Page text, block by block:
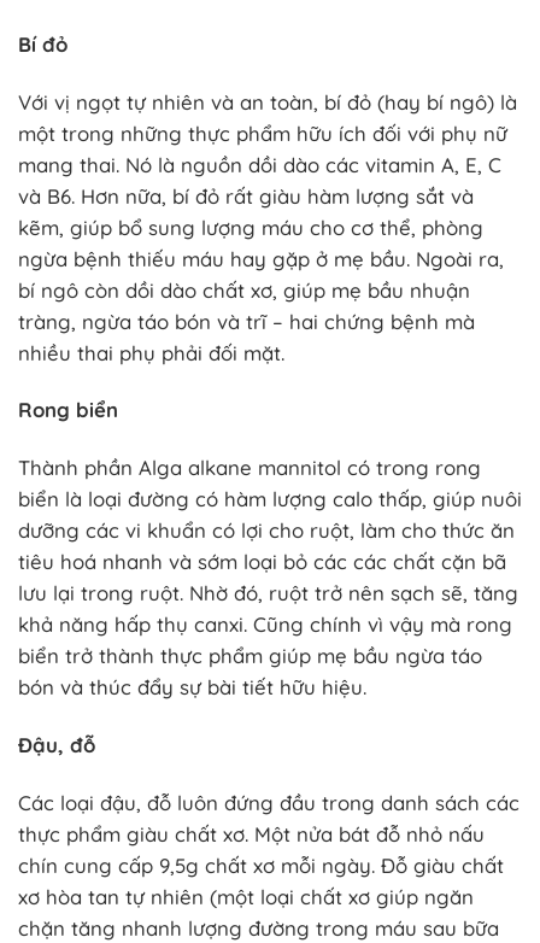
Bí đỏ
Với vị ngọt tự nhiên và an toàn, bí đỏ (hay bí ngô) là
một trong những thực phẩm hữu ích đối với phụ nữ
mang thai. Nó là nguồn dồi dào các vitamin A, E, C
và B6. Hơn nữa, bí đỏ rất giàu hàm lượng sắt và
kẽm, giúp bổ sung lượng máu cho cơ thể, phòng
ngừa bệnh thiếu máu hay gặp ở mẹ bầu. Ngoài ra,
bí ngô còn dồi dào chất xơ, giúp mẹ bầu nhuận
tràng, ngừa táo bón và trĩ – hai chứng bệnh mà
nhiều thai phụ phải đối mặt.
Rong biển
Thành phần Alga alkane mannitol có trong rong
biển là loại đường có hàm lượng calo thấp, giúp nuôi
dưỡng các vi khuẩn có lợi cho ruột, làm cho thức ăn
tiêu hoá nhanh và sớm loại bỏ các các chất cặn bã
lưu lại trong ruột. Nhờ đó, ruột trở nên sạch sẽ, tăng
khả năng hấp thụ canxi. Cũng chính vì vậy mà rong
biển trở thành thực phẩm giúp mẹ bầu ngừa táo
bón và thúc đẩy sự bài tiết hữu hiệu.
Đậu, đỗ
Các loại đậu, đỗ luôn đứng đầu trong danh sách các
thực phẩm giàu chất xơ. Một nửa bát đỗ nhỏ nấu
chín cung cấp 9,5g chất xơ mỗi ngày. Đỗ giàu chất
xơ hòa tan tự nhiên (một loại chất xơ giúp ngăn
chặn tăng nhanh lượng đường trong máu sau bữa